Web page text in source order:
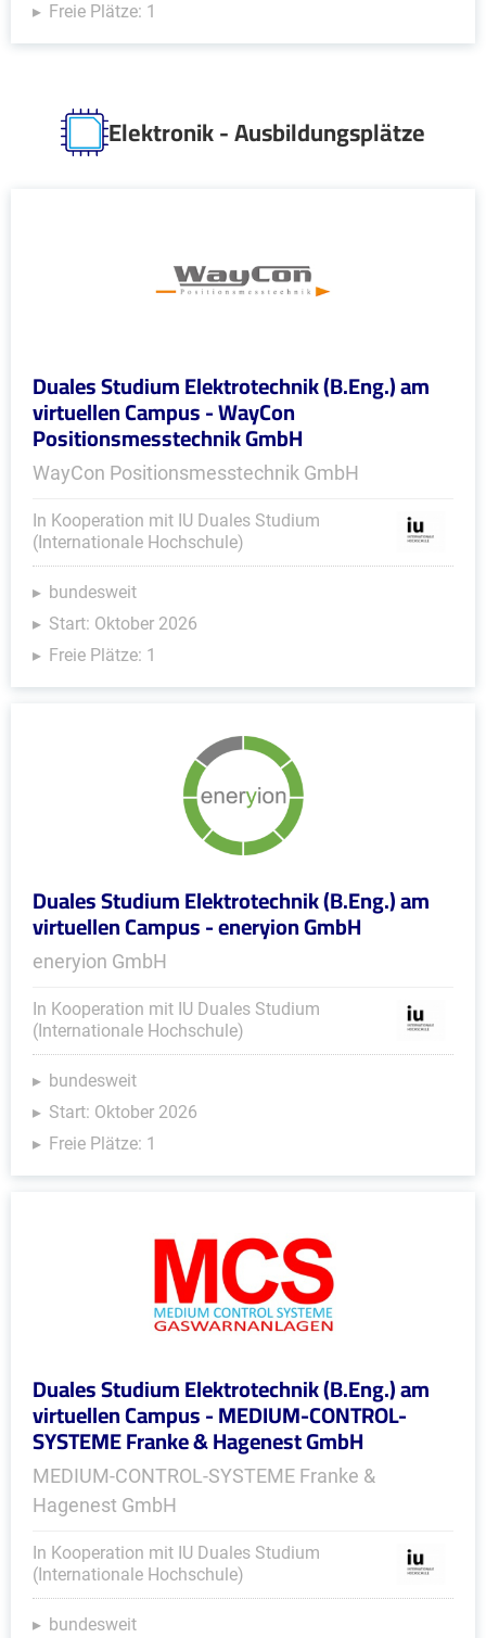
Freie Plätze: 1
Elektronik - Ausbildungsplätze
Duales Studium Elektrotechnik (B.Eng.) am
virtuellen Campus - WayCon
Positionsmesstechnik GmbH
WayCon Positionsmesstechnik GmbH
In Kooperation mit IU Duales Studium
(Internationale Hochschule)
bundesweit
Start: Oktober 2026
Freie Plätze: 1
Duales Studium Elektrotechnik (B.Eng.) am
virtuellen Campus - eneryion GmbH
eneryion GmbH
In Kooperation mit IU Duales Studium
(Internationale Hochschule)
bundesweit
Start: Oktober 2026
Freie Plätze: 1
Duales Studium Elektrotechnik (B.Eng.) am
virtuellen Campus - MEDIUM-CONTROL-
SYSTEME Franke & Hagenest GmbH
MEDIUM-CONTROL-SYSTEME Franke &
Hagenest GmbH
In Kooperation mit IU Duales Studium
(Internationale Hochschule)
bundesweit